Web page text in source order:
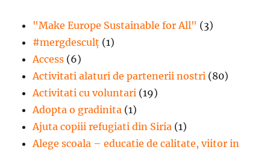
"Make Europe Sustainable for All" (3)
#mergdesculţ (1)
Access (6)
Activitati alaturi de partenerii nostri (80)
Activitati cu voluntari (19)
Adopta o gradinita (1)
Ajuta copiii refugiati din Siria (1)
Alege scoala – educatie de calitate, viitor in